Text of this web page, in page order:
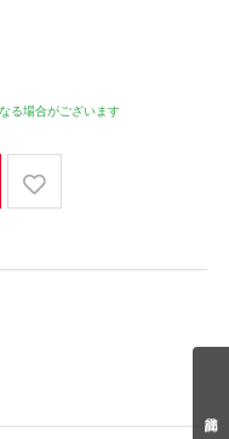
る場合がございます